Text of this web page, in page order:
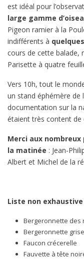
est idéal pour
large gamme
Pigeon ramier à la
indifférents à
cours de cette balade,
Parisette à quatre
Vers 10h, tout le
un stand éphémère de
documentation sur la
étaient très content de
Merci aux
la matinée : Jean-
Albert et Michel de la
Liste non
Bergeronnette des
Bergeronnette grise
Faucon crécerelle
Fauvette à tête